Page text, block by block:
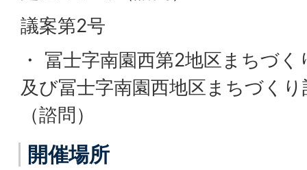
議案第2号
・ 冨士字南園西第2地区まちづ
及び冨士字南園西地区まちづく
（諮問）
開催場所